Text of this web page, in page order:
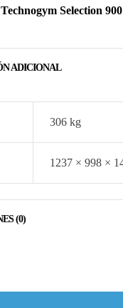
Technogym Selection
ADICIONAL
306 kg
1237 × 998 ×
(0)